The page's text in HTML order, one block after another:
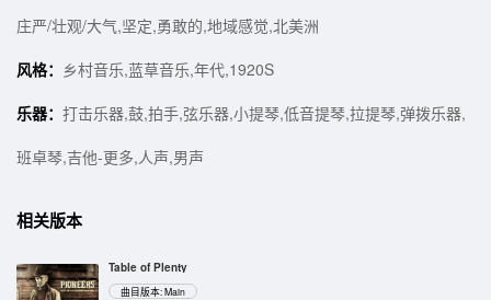
庄严/壮观/大气,坚定,勇敢的,地域感觉,北美洲
风格： 乡村音乐,蓝草音乐,年代,1920S
乐器： 打击乐器,鼓,拍手,弦乐器,小提琴,低音提琴,拉提琴,弹拨乐器,
班卓琴,吉他-更多,人声,男声
相关版本
Table of Plenty
曲目版本: Main